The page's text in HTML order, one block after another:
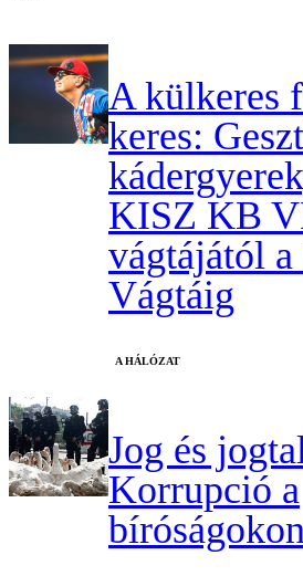
A külkeres
keres:
KISZ KB
vágtájától
Vágtáig
A HÁLÓZAT
Jog és
Korrupció a